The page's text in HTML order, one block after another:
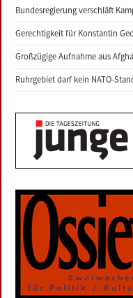
Bundesregierung verschläft
Gerechtigkeit für Konstantin
Großzügige Aufnahme aus
Ruhrgebiet darf kein NATO-